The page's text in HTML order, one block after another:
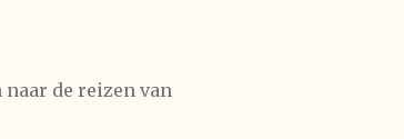
de reizen van